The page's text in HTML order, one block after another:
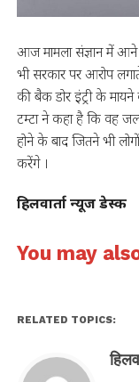
आज मामला संज्ञान में आने
भी सरकार पर आरोप
की बैक डोर इंट्री के
टम्टा ने कहा है कि वह
होने के बाद जितने भी
करेंगे ।
हिलवार्ता न्यूज डेस्क
You may
RELATED TOPICS: